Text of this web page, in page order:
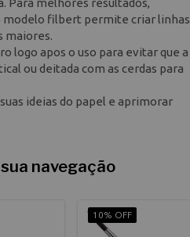
Para melhores resultados,
modelo filbert permite criar linhas
maiores.
logo apos o uso para evitar que a
ou deitada com as cerdas para
ideias do papel e aprimorar
navegação
10% OFF